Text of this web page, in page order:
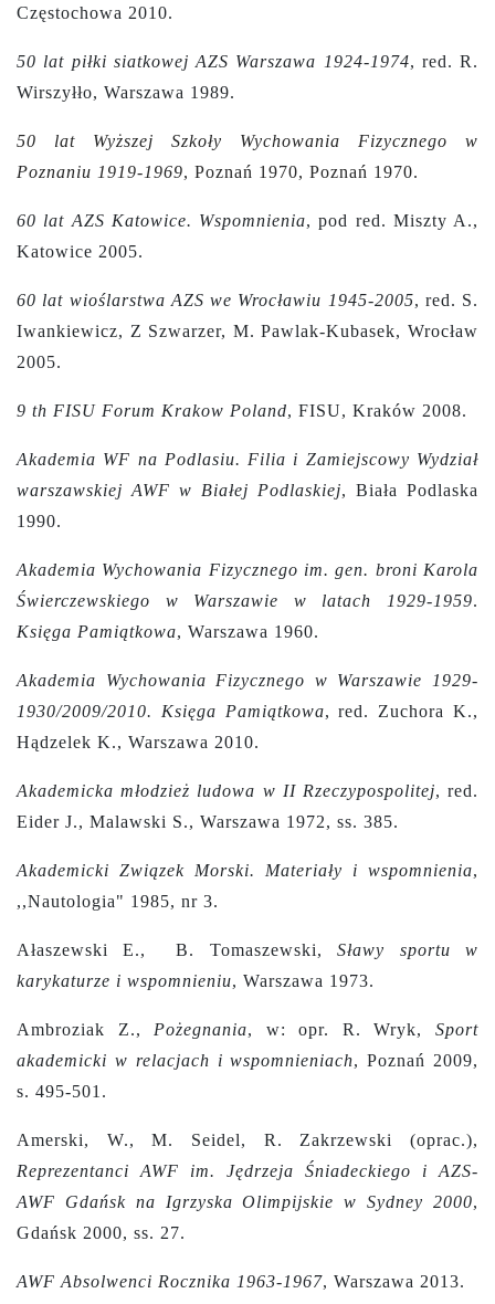
Częstochowa 2010.
50 lat piłki siatkowej AZS Warszawa 1924-1974, red. R.
Wirszyłło, Warszawa 1989.
50 lat Wyższej Szkoły Wychowania Fizycznego w
Poznaniu 1919-1969, Poznań 1970, Poznań 1970.
60 lat AZS Katowice. Wspomnienia, pod red. Miszty A.,
Katowice 2005.
60 lat wioślarstwa AZS we Wrocławiu 1945-2005, red. S.
Iwankiewicz, Z Szwarzer, M. Pawlak-Kubasek, Wrocław
2005.
9 th FISU Forum Krakow Poland, FISU, Kraków 2008.
Akademia WF na Podlasiu. Filia i Zamiejscowy Wydział
warszawskiej AWF w Białej Podlaskiej, Biała Podlaska
1990.
Akademia Wychowania Fizycznego im. gen. broni Karola
Świerczewskiego w Warszawie w latach 1929-1959.
Księga Pamiątkowa, Warszawa 1960.
Akademia Wychowania Fizycznego w Warszawie 1929-
1930/2009/2010. Księga Pamiątkowa, red. Zuchora K.,
Hądzelek K., Warszawa 2010.
Akademicka młodzież ludowa w II Rzeczypospolitej, red.
Eider J., Malawski S., Warszawa 1972, ss. 385.
Akademicki Związek Morski. Materiały i wspomnienia,
,,Nautologia" 1985, nr 3.
Ałaszewski E., B. Tomaszewski,Sławy sportu w
karykaturze i wspomnieniu, Warszawa 1973.
Ambroziak Z., Pożegnania, w: opr. R. Wryk,Sport
akademicki w relacjach i wspomnieniach, Poznań 2009,
s. 495-501.
Amerski, W., M. Seidel, R. Zakrzewski (oprac.),
Reprezentanci AWF im. Jędrzeja Śniadeckiego i AZS-
AWF Gdańsk na Igrzyska Olimpijskie w Sydney 2000,
Gdańsk 2000, ss. 27.
AWF Absolwenci Rocznika 1963-1967, Warszawa 2013.